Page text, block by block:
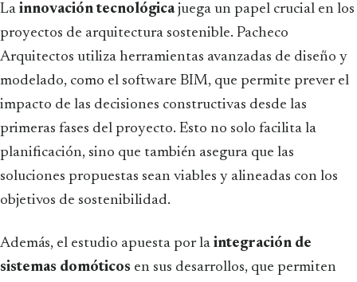
La innovación tecnológicajuega un papel crucial en los
proyectos de arquitectura sostenible. Pacheco
Arquitectos utiliza herramientas avanzadas de diseño y
modelado, como el software BIM, que permite prever el
impacto de las decisiones constructivas desde las
primeras fases del proyecto. Esto no solo facilita la
planificación, sino que también asegura que las
soluciones propuestas sean viables y alineadas con los
objetivos de sostenibilidad.
Además, el estudio apuesta por la integración de
sistemas domóticos en sus desarrollos, que permiten